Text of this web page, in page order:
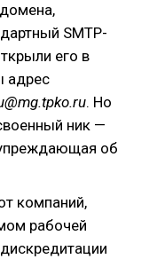
SMTP-
его в
адрес
. Но
ник —
об
компаний,
рабочей